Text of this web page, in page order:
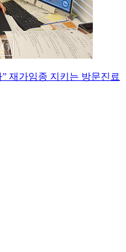
재가임종 지키는 방문진료